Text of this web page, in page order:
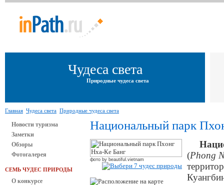
Чудеса света
Природные чудеса света
Главная Чудеса света Природные чудеса света
Новости туризма
Заметки
Обзоры
Фотогалерея
СЕМЬ ЧУДЕС ПРИРОДЫ
О конкурсе
Национальный парк
фото by beautiful.vietnam
(Phong